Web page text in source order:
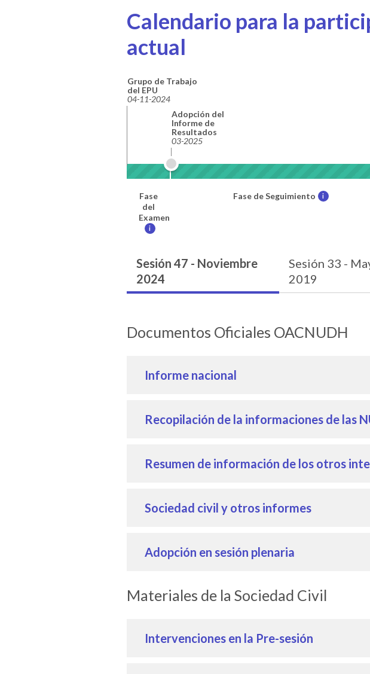
Calendario para la
actual
Fase
del
Examen
i
Fase de Seguimiento i
Grupo de Trabajo
del EPU
04-11-2024
Adopción del
Informe de
Resultados
03-2025
Sesión 47 - Noviembre
2024
Sesión 33 -
2019
Documentos Oficiales OACNUDH
Informe nacional
Recopilación de la informaciones de las
Resumen de información de los otros
Sociedad civil y otros informes
Adopción en sesión plenaria
Materiales de la Sociedad Civil
Intervenciones en la Pre-sesión